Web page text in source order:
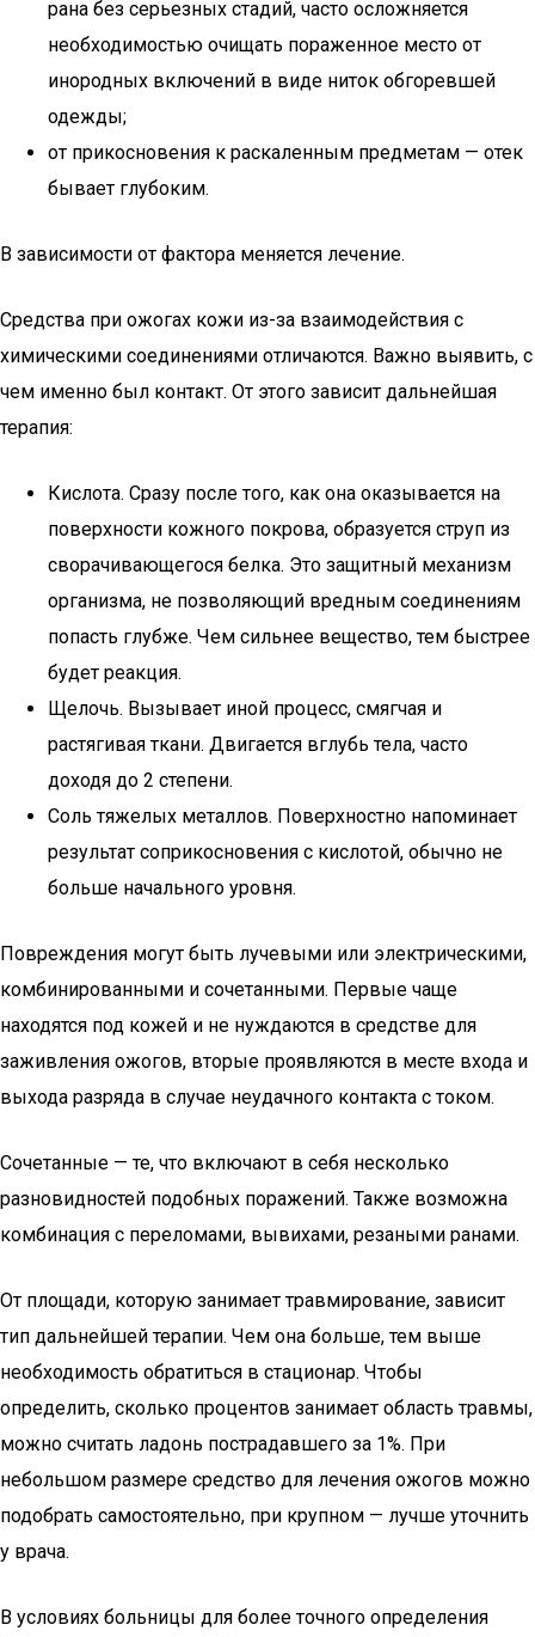
рана без серьезных стадий, часто осложняется
необходимостью очищать пораженное место от
инородных включений в виде ниток обгоревшей
одежды;
от прикосновения к раскаленным предметам — отек
бывает глубоким.
В зависимости от фактора меняется лечение.
Средства при ожогах кожи из-за взаимодействия с
химическими соединениями отличаются. Важно выявить, с
чем именно был контакт. От этого зависит дальнейшая
терапия:
Кислота. Сразу после того, как она оказывается на
поверхности кожного покрова, образуется струп из
сворачивающегося белка. Это защитный механизм
организма, не позволяющий вредным соединениям
попасть глубже. Чем сильнее вещество, тем быстрее
будет реакция.
Щелочь. Вызывает иной процесс, смягчая и
растягивая ткани. Двигается вглубь тела, часто
доходя до 2 степени.
Соль тяжелых металлов. Поверхностно напоминает
результат соприкосновения с кислотой, обычно не
больше начального уровня.
Повреждения могут быть лучевыми или электрическими,
комбинированными и сочетанными. Первые чаще
находятся под кожей и не нуждаются в средстве для
заживления ожогов, вторые проявляются в месте входа и
выхода разряда в случае неудачного контакта с током.
Сочетанные — те, что включают в себя несколько
разновидностей подобных поражений. Также возможна
комбинация с переломами, вывихами, резаными ранами.
От площади, которую занимает травмирование, зависит
тип дальнейшей терапии. Чем она больше, тем выше
необходимость обратиться в стационар. Чтобы
определить, сколько процентов занимает область травмы,
можно считать ладонь пострадавшего за 1%. При
небольшом размере средство для лечения ожогов можно
подобрать самостоятельно, при крупном — лучше уточнить
у врача.
В условиях больницы для более точного определения